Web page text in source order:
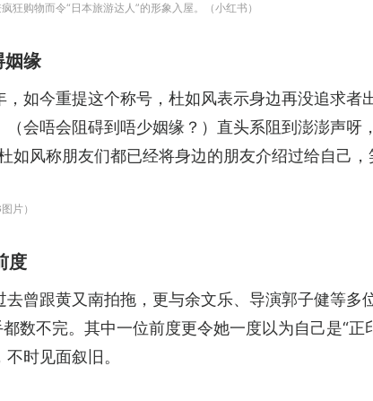
狂购物而令“日本旅游达人”的形象入屋。（小红书）
姻缘
如今重提这个称号，杜如风表示身边再没追求者
会唔会阻碍到唔少姻缘？）直头系阻到澎澎声
如风称朋友们都已经将身边的朋友介绍过给自己
片）
度
曾跟黄又南拍拖，更与余文乐、导演郭子健等多
数不完。其中一位前度更令她一度以为自己是“
时见面叙旧。